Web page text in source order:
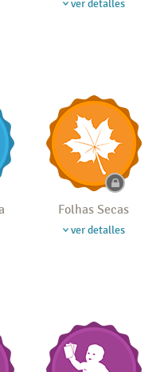
ver detalles
Folhas Secas
ver detalles